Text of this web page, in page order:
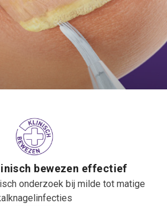
bewezen effectief
onderzoek bij milde tot matige